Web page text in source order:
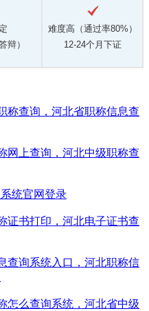
辩）
难度高（通过率80%）
12-24个月下证
称查询，河北省职称信息查
网上查询，河北中级职称查
统官网登录
证书打印，河北电子证书查
查询系统入口，河北职称信
怎么查询系统，河北省中级